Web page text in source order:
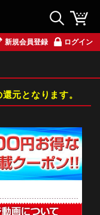
新規会員登録 ログイン
元となります。